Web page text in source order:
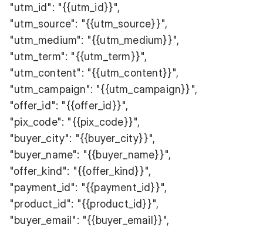
"utm_id": "{{utm_id}}",
"utm_source": "{{utm_source}}",
"utm_medium": "{{utm_medium}}",
"utm_term": "{{utm_term}}",
"utm_content": "{{utm_content}}",
"utm_campaign": "{{utm_campaign}}",
"offer_id": "{{offer_id}}",
"pix_code": "{{pix_code}}",
"buyer_city": "{{buyer_city}}",
"buyer_name": "{{buyer_name}}",
"offer_kind": "{{offer_kind}}",
"payment_id": "{{payment_id}}",
"product_id": "{{product_id}}",
"buyer_email": "{{buyer_email}}",